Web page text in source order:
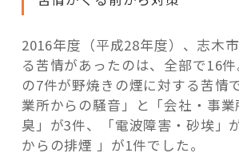
2016年度（平成28年度）、志木
る苦情があったのは、全部で16
の7件が野焼きの煙に対する苦情
業所からの騒音」と「会社・事
臭」が3件、「電波障害・砂埃」
からの排煙 」が1件でした。